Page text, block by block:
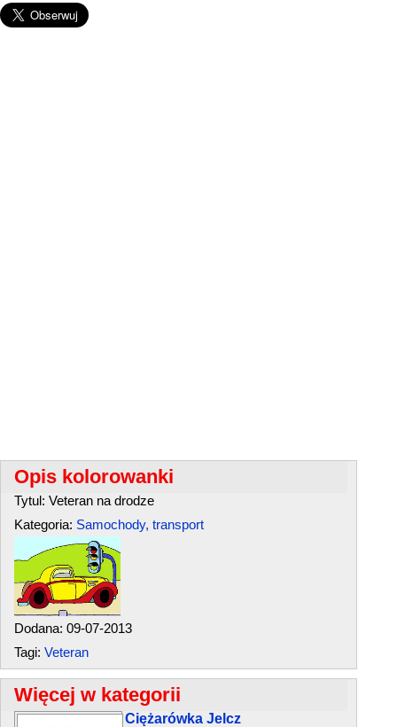
Opis kolorowanki
Tytul: Veteran na drodze
Kategoria: Samochody, transport
Dodana: 09-07-2013
Tagi: Veteran
Więcej w kategorii
Ciężarówka Jelcz